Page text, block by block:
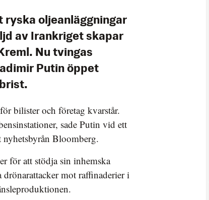
ryska oljeanläggningar
av Irankriget skapar
Nu tvingas
Putin öppet
bilister och företag kvarstår.
sade Putin vid ett
nyhetsbyrån Bloomberg.
för att stödja sin inhemska
mot raffinaderier i